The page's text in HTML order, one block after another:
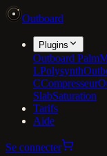
Outboard
Plugins
Outboard
LPolysynth
CCompresseur
SlabSaturation
Tarifs
Aide
Se connecter